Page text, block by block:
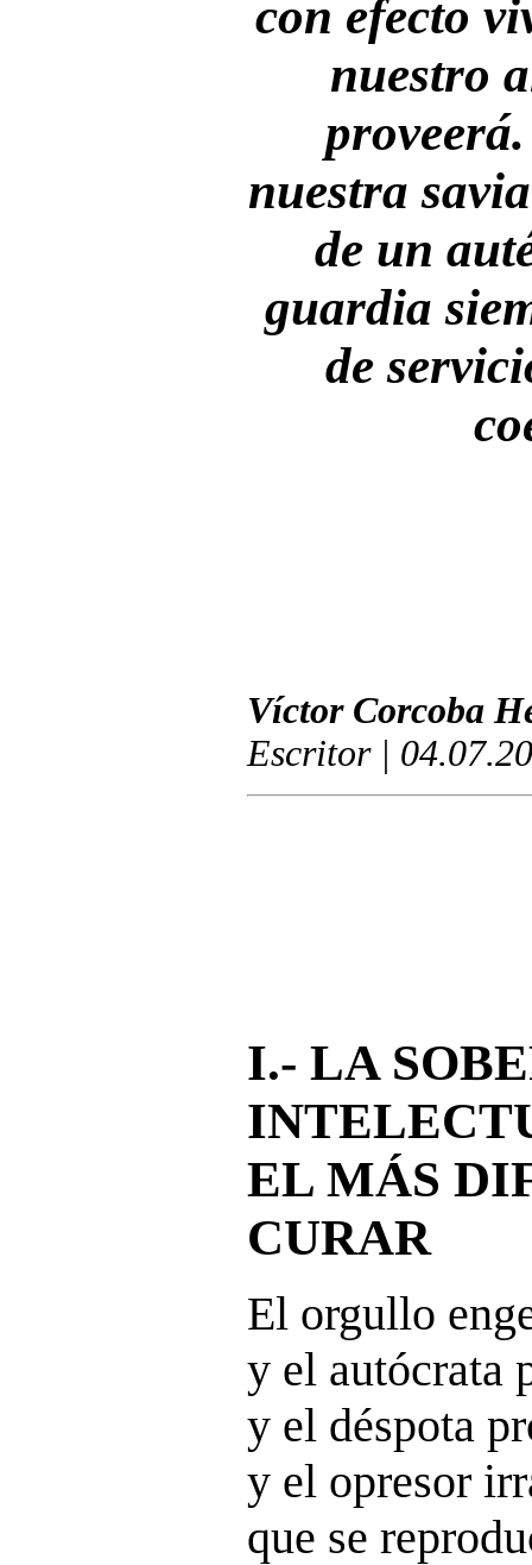
con efecto
nuestro
nuestra
de un
guardia
de
Víctor Corcoba
Escritor |
I.- LA
EL MÁS
CURAR
El orgullo
y el autócrata
y el déspota
y el opresor
que se